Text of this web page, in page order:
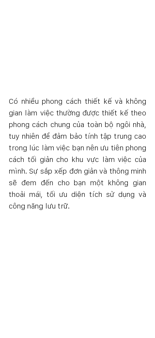
Có nhiều phong cách thiết kế và không
gian làm việc thường được thiết kế theo
phong cách chung của toàn bộ ngôi nhà,
tuy nhiên để đảm bảo tính tập trung cao
trong lúc làm việc bạn nên ưu tiên phong
cách tối giản cho khu vực làm việc của
mình. Sự sắp xếp đơn giản và thông minh
sẽ đem đến cho bạn một không gian
thoải mái, tối ưu diện tích sử dụng và
công năng lưu trữ.